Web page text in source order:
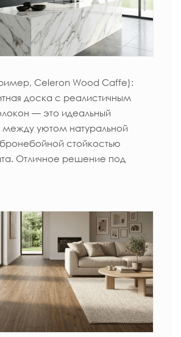
Celeron Wood Caffe):
доска с реалистичным
— это идеальный
уютом натуральной
стойкостью
Отличное решение под